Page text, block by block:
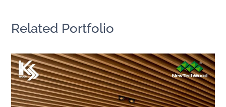
Related Portfolio
侏儸紀體驗館｜泰國曼谷
亞洲